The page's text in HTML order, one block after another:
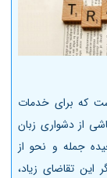
است که برای خدمات
از دشواری زبان
جمله و نحو از
این تقاضای زیاد،